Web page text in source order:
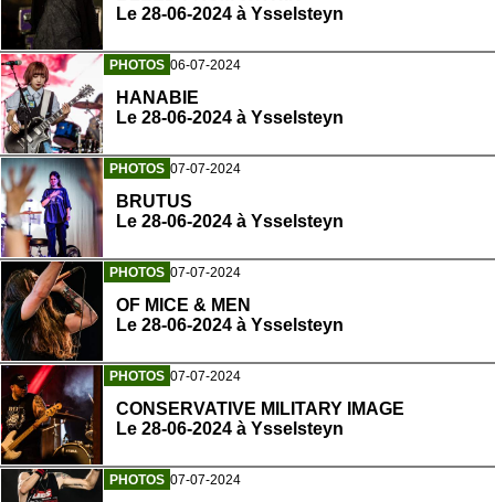
Le 28-06-2024 à Ysselsteyn
PHOTOS 06-07-2024
HANABIE
Le 28-06-2024 à Ysselsteyn
PHOTOS 07-07-2024
BRUTUS
Le 28-06-2024 à Ysselsteyn
PHOTOS 07-07-2024
OF MICE & MEN
Le 28-06-2024 à Ysselsteyn
PHOTOS 07-07-2024
CONSERVATIVE MILITARY IMAGE
Le 28-06-2024 à Ysselsteyn
PHOTOS 07-07-2024